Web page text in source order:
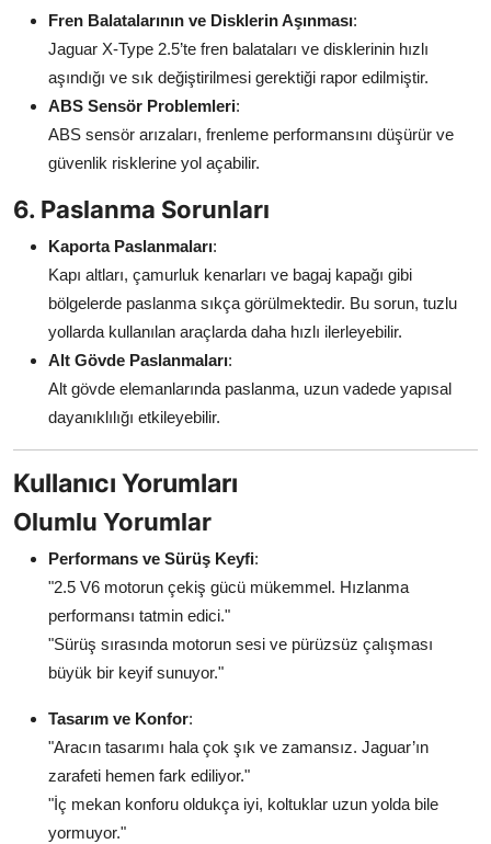
Fren Balatalarının ve Disklerin Aşınması:
Jaguar X-Type 2.5’te fren balataları ve disklerinin hızlı
aşındığı ve sık değiştirilmesi gerektiği rapor edilmiştir.
ABS Sensör Problemleri:
ABS sensör arızaları, frenleme performansını düşürür ve
güvenlik risklerine yol açabilir.
6. Paslanma Sorunları
Kaporta Paslanmaları:
Kapı altları, çamurluk kenarları ve bagaj kapağı gibi
bölgelerde paslanma sıkça görülmektedir. Bu sorun, tuzlu
yollarda kullanılan araçlarda daha hızlı ilerleyebilir.
Alt Gövde Paslanmaları:
Alt gövde elemanlarında paslanma, uzun vadede yapısal
dayanıklılığı etkileyebilir.
Kullanıcı Yorumları
Olumlu Yorumlar
Performans ve Sürüş Keyfi:
"2.5 V6 motorun çekiş gücü mükemmel. Hızlanma
performansı tatmin edici."
"Sürüş sırasında motorun sesi ve pürüzsüz çalışması
büyük bir keyif sunuyor."
Tasarım ve Konfor:
"Aracın tasarımı hala çok şık ve zamansız. Jaguar’ın
zarafeti hemen fark ediliyor."
"İç mekan konforu oldukça iyi, koltuklar uzun yolda bile
yormuyor."